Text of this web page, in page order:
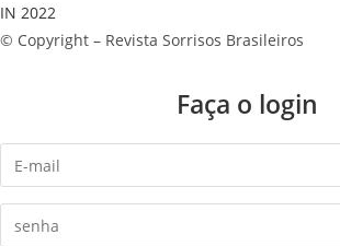
IN 2022
© Copyright – Revista Sorrisos Brasileiros
Faça o login